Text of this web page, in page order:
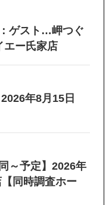
ゲスト…岬つぐ
エー氏家店
年8月15日
～予定】2026年
同時調査ホー